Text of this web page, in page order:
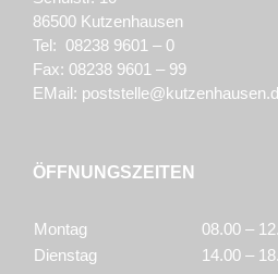
86500 Kutzenhausen
Tel: 08238 9601 – 0
Fax: 08238 9601 – 99
EMail:
ÖFFNUNGSZEITEN
Montag
08.00 –
Dienstag
14.00 –